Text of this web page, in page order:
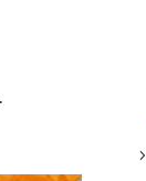
5